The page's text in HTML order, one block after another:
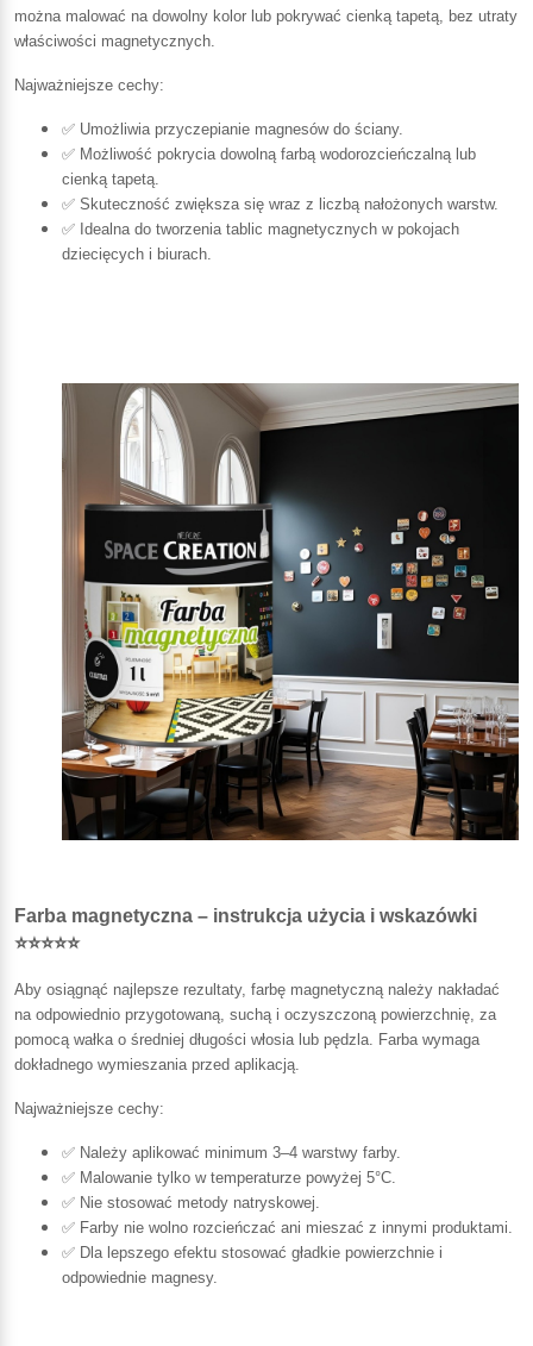
można malować na dowolny kolor lub pokrywać cienką tapetą, bez utraty
właściwości magnetycznych.
Najważniejsze cechy:
✅ Umożliwia przyczepianie magnesów do ściany.
✅ Możliwość pokrycia dowolną farbą wodorozcieńczalną lub
cienką tapetą.
✅ Skuteczność zwiększa się wraz z liczbą nałożonych warstw.
✅ Idealna do tworzenia tablic magnetycznych w pokojach
dziecięcych i biurach.
Farba magnetyczna – instrukcja użycia i wskazówki
⭐⭐⭐⭐⭐
Aby osiągnąć najlepsze rezultaty, farbę magnetyczną należy nakładać
na odpowiednio przygotowaną, suchą i oczyszczoną powierzchnię, za
pomocą wałka o średniej długości włosia lub pędzla. Farba wymaga
dokładnego wymieszania przed aplikacją.
Najważniejsze cechy:
✅ Należy aplikować minimum 3–4 warstwy farby.
✅ Malowanie tylko w temperaturze powyżej 5°C.
✅ Nie stosować metody natryskowej.
✅ Farby nie wolno rozcieńczać ani mieszać z innymi produktami.
✅ Dla lepszego efektu stosować gładkie powierzchnie i
odpowiednie magnesy.